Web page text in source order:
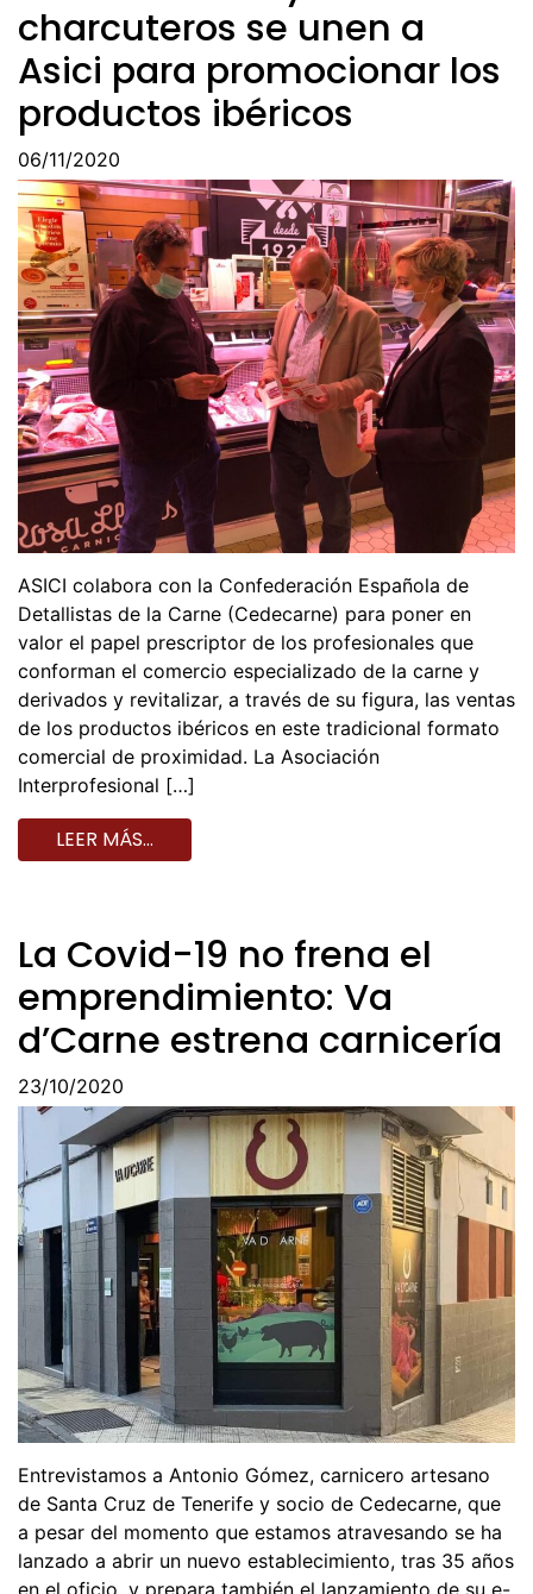
charcuteros se unen a
Asici para promocionar los
productos ibéricos
06/11/2020
ASICI colabora con la Confederación Española de
Detallistas de la Carne (Cedecarne) para poner en
valor el papel prescriptor de los profesionales que
conforman el comercio especializado de la carne y
derivados y revitalizar, a través de su figura, las ventas
de los productos ibéricos en este tradicional formato
comercial de proximidad. La Asociación
Interprofesional […]
LEER MÁS…
La Covid-19 no frena el
emprendimiento: Va
d’Carne estrena carnicería
23/10/2020
Entrevistamos a Antonio Gómez, carnicero artesano
de Santa Cruz de Tenerife y socio de Cedecarne, que
a pesar del momento que estamos atravesando se ha
lanzado a abrir un nuevo establecimiento, tras 35 años
en el oficio, y prepara también el lanzamiento de su e-